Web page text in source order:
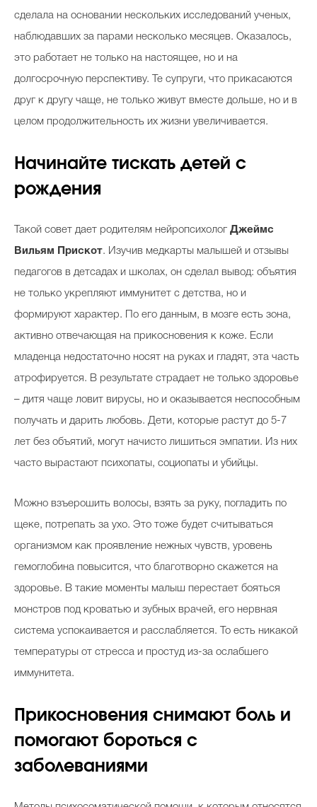
сделала на основании нескольких исследований ученых,
наблюдавших за парами несколько месяцев. Оказалось,
это работает не только на настоящее, но и на
долгосрочную перспективу. Те супруги, что прикасаются
друг к другу чаще, не только живут вместе дольше, но и в
целом продолжительность их жизни увеличивается.
Начинайте тискать детей с
рождения
Такой совет дает родителям нейропсихолог Джеймс
Вильям Прискот. Изучив медкарты малышей и отзывы
педагогов в детсадах и школах, он сделал вывод: объятия
не только укрепляют иммунитет с детства, но и
формируют характер. По его данным, в мозге есть зона,
активно отвечающая на прикосновения к коже. Если
младенца недостаточно носят на руках и гладят, эта часть
атрофируется. В результате страдает не только здоровье
– дитя чаще ловит вирусы, но и оказывается неспособным
получать и дарить любовь. Дети, которые растут до 5-7
лет без объятий, могут начисто лишиться эмпатии. Из них
часто вырастают психопаты, социопаты и убийцы.
Можно взъерошить волосы, взять за руку, погладить по
щеке, потрепать за ухо. Это тоже будет считываться
организмом как проявление нежных чувств, уровень
гемоглобина повысится, что благотворно скажется на
здоровье. В такие моменты малыш перестает бояться
монстров под кроватью и зубных врачей, его нервная
система успокаивается и расслабляется. То есть никакой
температуры от стресса и простуд из-за ослабшего
иммунитета.
Прикосновения снимают боль и
помогают бороться с
заболеваниями